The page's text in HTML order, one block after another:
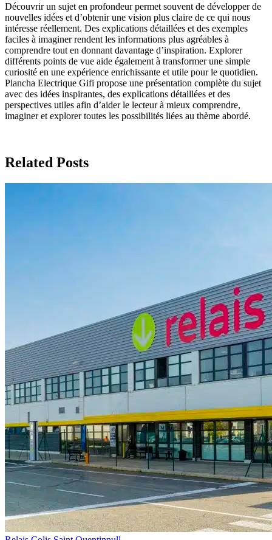
Découvrir un sujet en profondeur permet souvent de développer de
nouvelles idées et d’obtenir une vision plus claire de ce qui nous
intéresse réellement. Des explications détaillées et des exemples
faciles à imaginer rendent les informations plus agréables à
comprendre tout en donnant davantage d’inspiration. Explorer
différents points de vue aide également à transformer une simple
curiosité en une expérience enrichissante et utile pour le quotidien.
Plancha Electrique Gifi propose une présentation complète du sujet
avec des idées inspirantes, des explications détaillées et des
perspectives utiles afin d’aider le lecteur à mieux comprendre,
imaginer et explorer toutes les possibilités liées au thème abordé.
Related Posts